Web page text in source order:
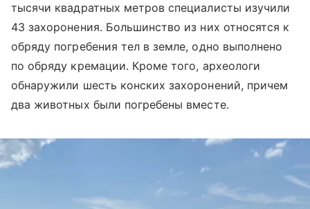
тысячи квадратных метров специалисты изучили
43 захоронения. Большинство из них относятся к
обряду погребения тел в земле, одно выполнено
по обряду кремации. Кроме того, археологи
обнаружили шесть конских захоронений, причем
два животных были погребены вместе.